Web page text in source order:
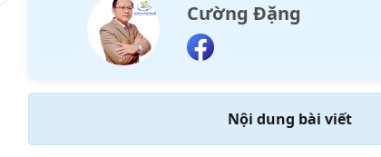
Cường Đặng
Nội dung bài viết